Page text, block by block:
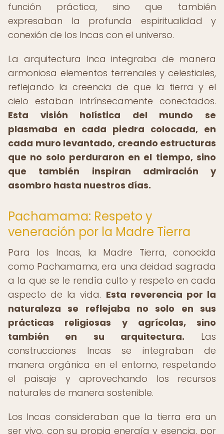
función práctica, sino que también
expresaban la profunda espiritualidad y
conexión de los Incas con el universo.
La arquitectura Inca integraba de manera
armoniosa elementos terrenales y celestiales,
reflejando la creencia de que la tierra y el
cielo estaban intrínsecamente conectados.
Esta visión holística del mundo se
plasmaba en cada piedra colocada, en
cada muro levantado, creando estructuras
que no solo perduraron en el tiempo, sino
que también inspiran admiración y
asombro hasta nuestros días.
Pachamama: Respeto y
veneración por la Madre Tierra
Para los Incas, la Madre Tierra, conocida
como Pachamama, era una deidad sagrada
a la que se le rendía culto y respeto en cada
aspecto de la vida. Esta reverencia por la
naturaleza se reflejaba no solo en sus
prácticas religiosas y agrícolas, sino
también en su arquitectura. Las
construcciones Incas se integraban de
manera orgánica en el entorno, respetando
el paisaje y aprovechando los recursos
naturales de manera sostenible.
Los Incas consideraban que la tierra era un
ser vivo, con su propia energía y esencia, por